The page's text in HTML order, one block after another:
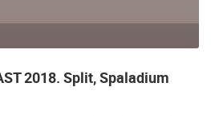
2018. Split, Spaladium